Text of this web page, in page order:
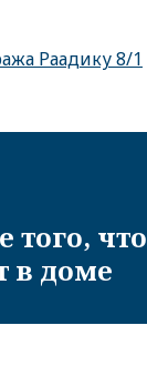
Раадику 8/1
того, что
в доме